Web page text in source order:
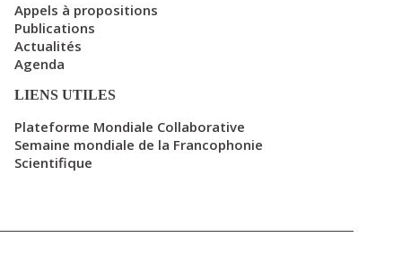
Appels à propositions
Publications
Actualités
Agenda
LIENS UTILES
Plateforme Mondiale Collaborative
Semaine mondiale de la Francophonie
Scientifique